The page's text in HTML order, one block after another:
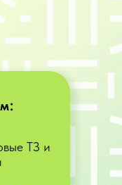
ТЗ и